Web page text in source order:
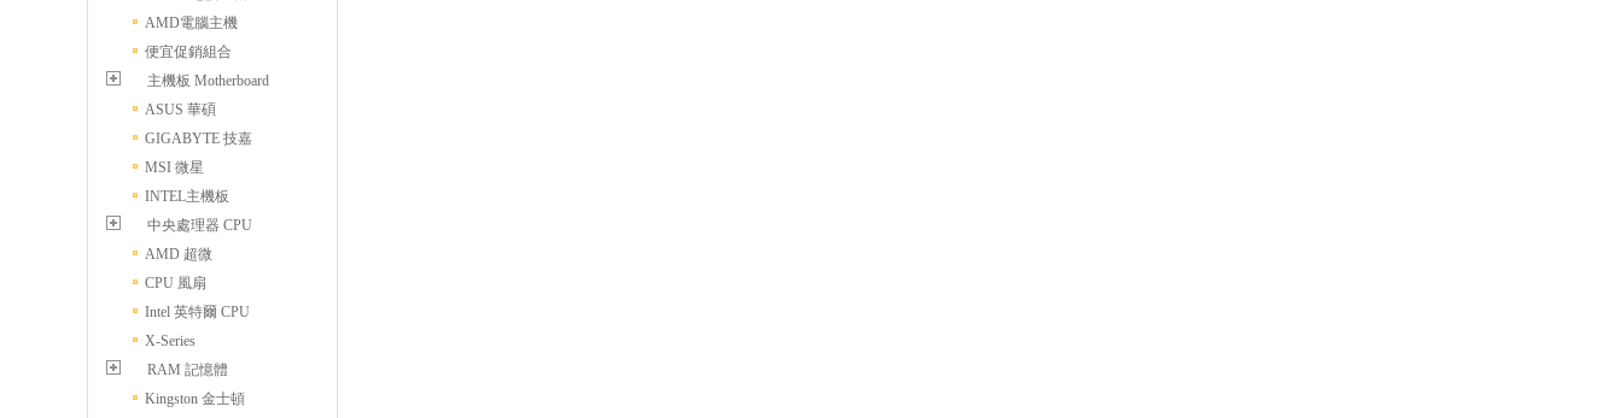
AMD電腦主機
便宜促銷組合
主機板 Motherboard
ASUS 華碩
GIGABYTE 技嘉
MSI 微星
INTEL主機板
中央處理器 CPU
AMD 超微
CPU 風扇
Intel 英特爾 CPU
X-Series
RAM 記憶體
Kingston 金士頓